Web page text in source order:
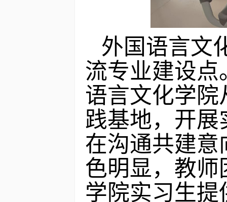
外国语言文
流专业建设
语言文化学院
践基地，开展
在沟通共建意
色明显，教
学院实习生